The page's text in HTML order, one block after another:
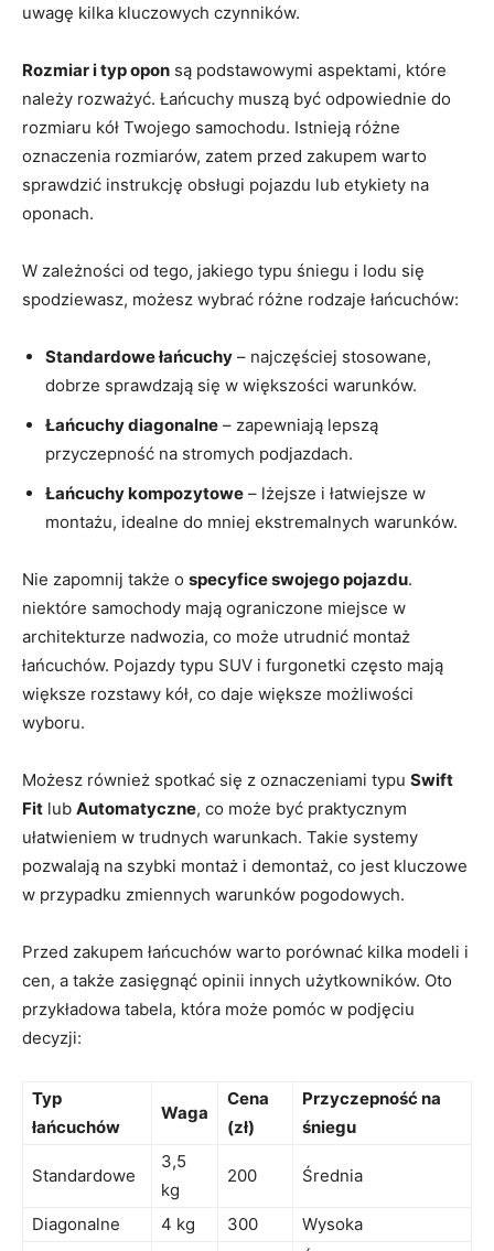
uwagę kilka kluczowych czynników.
Rozmiar i typ opon są podstawowymi aspektami, które
należy rozważyć. Łańcuchy muszą być odpowiednie do
rozmiaru kół Twojego samochodu. Istnieją różne
oznaczenia rozmiarów, zatem przed zakupem warto
sprawdzić instrukcję obsługi pojazdu lub etykiety na
oponach.
W zależności od tego, jakiego typu śniegu i lodu się
spodziewasz, możesz wybrać różne rodzaje łańcuchów:
Standardowe łańcuchy – najczęściej stosowane,
dobrze sprawdzają się w większości warunków.
Łańcuchy diagonalne – zapewniają lepszą
przyczepność na stromych podjazdach.
Łańcuchy kompozytowe – lżejsze i łatwiejsze w
montażu, idealne do mniej ekstremalnych warunków.
Nie zapomnij także o specyfice swojego pojazdu.
niektóre samochody mają ograniczone miejsce w
architekturze nadwozia, co może utrudnić montaż
łańcuchów. Pojazdy typu SUV i furgonetki często mają
większe rozstawy kół, co daje większe możliwości
wyboru.
Możesz również spotkać się z oznaczeniami typu Swift
Fit lub Automatyczne, co może być praktycznym
ułatwieniem w trudnych warunkach. Takie systemy
pozwalają na szybki montaż i demontaż, co jest kluczowe
w przypadku zmiennych warunków pogodowych.
Przed zakupem łańcuchów warto porównać kilka modeli i
cen, a także zasięgnąć opinii innych użytkowników. Oto
przykładowa tabela, która może pomóc w podjęciu
decyzji:
Typ
łańcuchów
Waga
Cena
(zł)
Przyczepność na
śniegu
Standardowe
3,5
kg
200 Średnia
Diagonalne 4 kg 300
Wysoka